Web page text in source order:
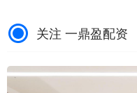
关注 一鼎盈配资